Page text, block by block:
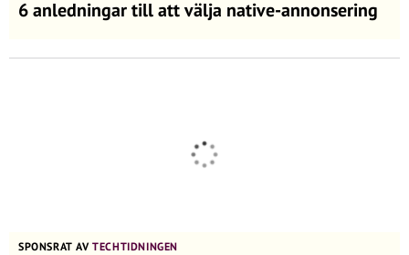
6 anledningar till att välja native-annonsering
SPONSRAT AVTECHTIDNINGEN